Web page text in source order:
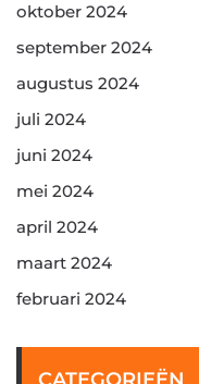
oktober 2024
september 2024
augustus 2024
juli 2024
juni 2024
mei 2024
april 2024
maart 2024
februari 2024